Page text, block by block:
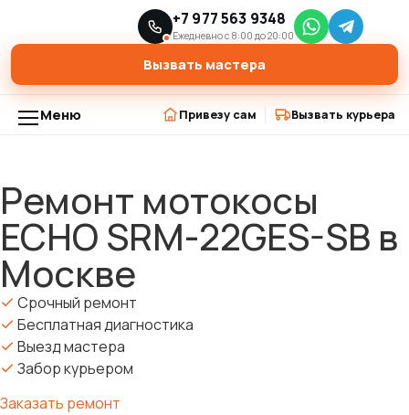
Модели триммеров ›
Ремонт мотокосы ECHO SRM-22GES-SB в Москве
+7 977 563 9348
Ежедневно с 8:00 до 20:00
Вызвать мастера
Меню Привезу сам Вызвать курьера
Перейти
к
содержимому
Ремонт мотокосы
ECHO SRM-22GES-SB в
Москве
Срочный ремонт
Бесплатная диагностика
Выезд мастера
Забор курьером
Заказать ремонт